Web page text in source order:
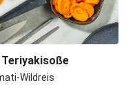
Wildreis